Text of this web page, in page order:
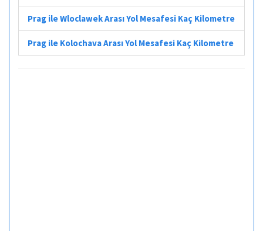
Prag ile Wloclawek Arası Yol Mesafesi Kaç Kilometre
Prag ile Kolochava Arası Yol Mesafesi Kaç Kilometre